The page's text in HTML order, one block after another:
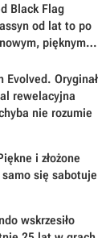
Black Flag
od lat to po
pięknym
Evolved. Oryginał
rewelacyjna
nie rozumie
i złożone
się sabotuje
wskrzesiło